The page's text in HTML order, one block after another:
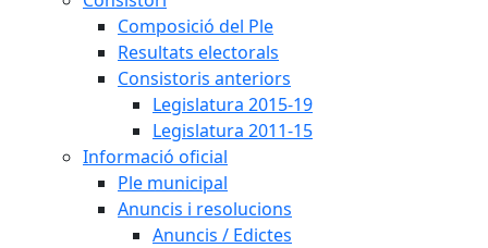
Composició del Ple
Resultats electorals
Consistoris anteriors
Legislatura 2015-19
Legislatura 2011-15
Informació oficial
Ple municipal
Anuncis i resolucions
Anuncis / Edictes